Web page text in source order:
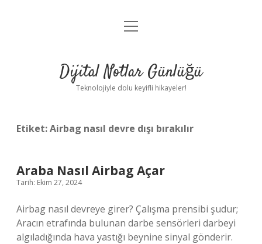
Anasayfa
Yasal Uyarı
menüyü
Dijital Notlar Günlüğü
Teknolojiyle dolu keyifli hikayeler!
Etiket:Airbag nasıl devre dışı bırakılır
Araba Nasıl Airbag Açar
Tarih: Ekim 27, 2024
Airbag nasıl devreye girer? Çalışma prensibi şudur;
Aracın etrafında bulunan darbe sensörleri darbeyi
algıladığında hava yastığı beynine sinyal gönderir.